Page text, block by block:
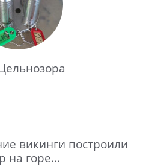
викинги построили
на горе...